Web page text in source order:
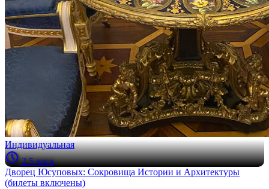
Индивидуальная
2.5 часа
Дворец Юсуповых: Сокровища Истории и Архитектуры
(билеты включены)